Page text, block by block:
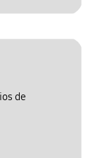
de